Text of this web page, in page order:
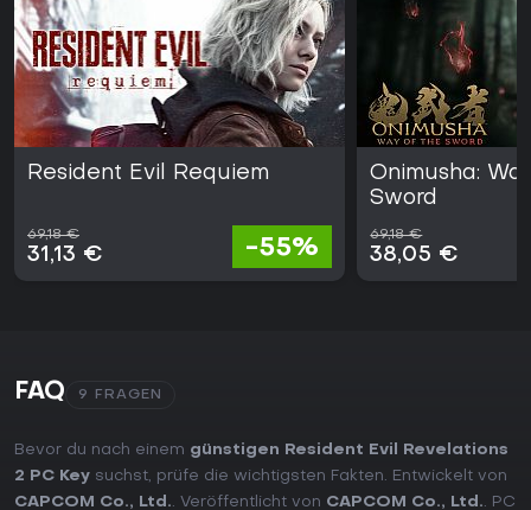
Resident Evil Requiem
69,18 €
31,13 € -55%
Onimusha:
Sword
69,18 €
38,05 €
FAQ 9 FRAGEN
Bevor du nach einem günstigen Resident Evil Revelations
2 PC Key suchst, prüfe die wichtigsten Fakten. Entwickelt von
CAPCOM Co., Ltd.. Veröffentlicht von CAPCOM Co., Ltd.. PC